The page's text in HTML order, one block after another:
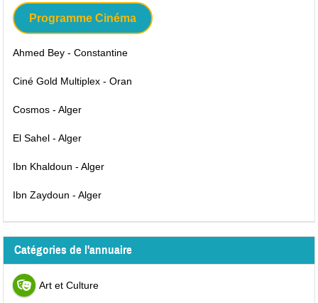
Programme Cinéma
Ahmed Bey - Constantine
Ciné Gold Multiplex - Oran
Cosmos - Alger
El Sahel - Alger
Ibn Khaldoun - Alger
Ibn Zaydoun - Alger
Catégories de l'annuaire
Art et Culture